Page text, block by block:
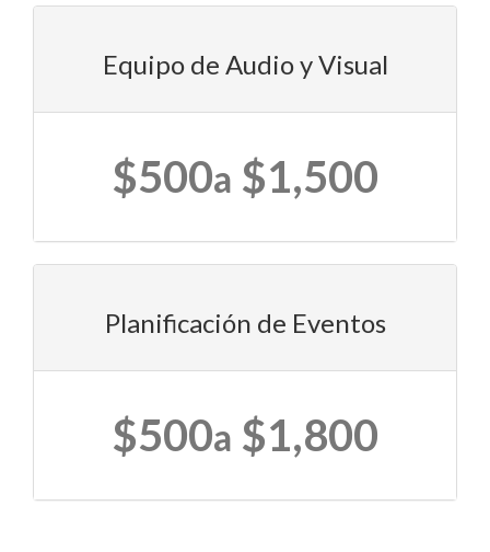
Equipo de Audio y Visual
$500a $1,500
Planificación de Eventos
$500a $1,800